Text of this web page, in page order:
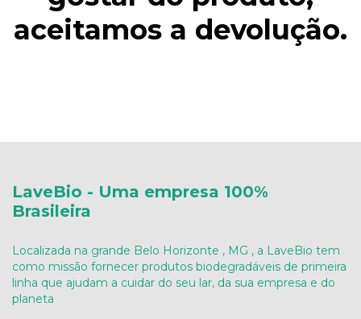
aceitamos a devolução.
LaveBio - Uma empresa 100%
Brasileira
Localizada na grande Belo Horizonte , MG , a LaveBio tem
como missão fornecer produtos biodegradáveis de primeira
linha que ajudam a cuidar do seu lar, da sua empresa e do
planeta